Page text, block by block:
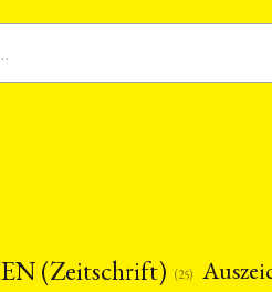
(Zeitschrift) (25)